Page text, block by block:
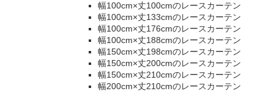
幅100cm×丈100cmのレースカーテン
幅100cm×丈133cmのレースカーテン
幅100cm×丈176cmのレースカーテン
幅100cm×丈188cmのレースカーテン
幅150cm×丈198cmのレースカーテン
幅150cm×丈200cmのレースカーテン
幅150cm×丈210cmのレースカーテン
幅200cm×丈210cmのレースカーテン